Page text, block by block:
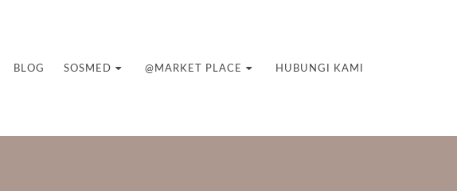
BLOG SOSMED @MARKET PLACE HUBUNGI KAMI